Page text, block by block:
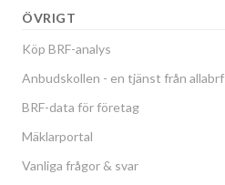
ÖVRIGT
Köp BRF-analys
Anbudskollen - en tjänst från allabrf
BRF-data för företag
Mäklarportal
Vanliga frågor & svar